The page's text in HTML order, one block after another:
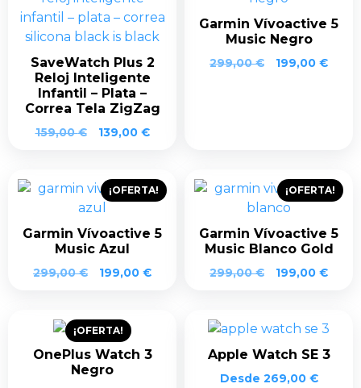
SaveWatch Plus 2
Reloj Inteligente
Infantil – Plata –
Correa Tela ZigZag
159,00€
El
era:
159,00 €.
139,00 €El
es:
139,00 €.
Garmin Vívoactive 5
Music Negro
299,00€
El
199,00 €El
¡OFERTA!
Garmin Vívoactive 5
Music Azul
299,00€
El
era:
299,00 €.
199,00 €El
¡OFERTA!
Garmin Vívoactive 5
Music Blanco Gold
299,00€
El
era:
299,00 €.
199,00 €El
¡OFERTA!
OnePlus Watch 3
Negro
Apple Watch SE 3
Desde 269,00 €